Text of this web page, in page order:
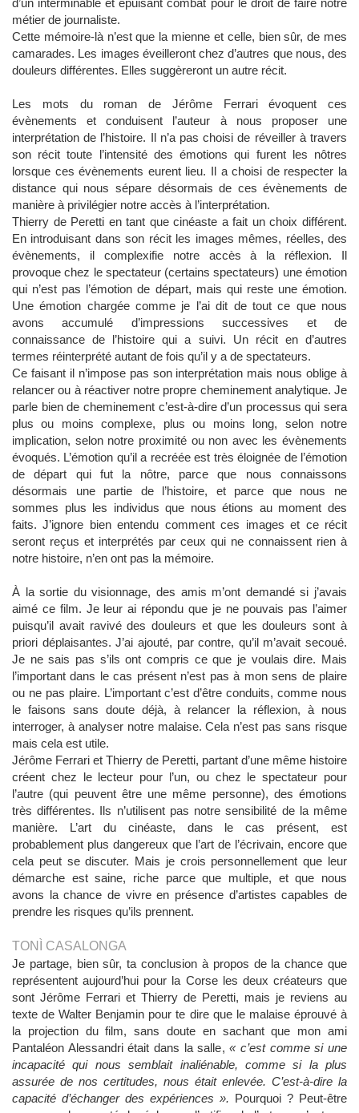
d’un interminable et épuisant combat pour le droit de faire notre
métier de journaliste.
Cette mémoire-là n’est que la mienne et celle, bien sûr, de mes
camarades. Les images éveilleront chez d’autres que nous, des
douleurs différentes. Elles suggèreront un autre récit.
Les mots du roman de Jérôme Ferrari évoquent ces
évènements et conduisent l’auteur à nous proposer une
interprétation de l’histoire. Il n’a pas choisi de réveiller à travers
son récit toute l’intensité des émotions qui furent les nôtres
lorsque ces évènements eurent lieu. Il a choisi de respecter la
distance qui nous sépare désormais de ces évènements de
manière à privilégier notre accès à l’interprétation.
Thierry de Peretti en tant que cinéaste a fait un choix différent.
En introduisant dans son récit les images mêmes, réelles, des
évènements, il complexifie notre accès à la réflexion. Il
provoque chez le spectateur (certains spectateurs) une émotion
qui n’est pas l’émotion de départ, mais qui reste une émotion.
Une émotion chargée comme je l’ai dit de tout ce que nous
avons accumulé d’impressions successives et de
connaissance de l’histoire qui a suivi. Un récit en d’autres
termes réinterprété autant de fois qu’il y a de spectateurs.
Ce faisant il n’impose pas son interprétation mais nous oblige à
relancer ou à réactiver notre propre cheminement analytique. Je
parle bien de cheminement c’est-à-dire d’un processus qui sera
plus ou moins complexe, plus ou moins long, selon notre
implication, selon notre proximité ou non avec les évènements
évoqués. L’émotion qu’il a recréée est très éloignée de l’émotion
de départ qui fut la nôtre, parce que nous connaissons
désormais une partie de l’histoire, et parce que nous ne
sommes plus les individus que nous étions au moment des
faits. J’ignore bien entendu comment ces images et ce récit
seront reçus et interprétés par ceux qui ne connaissent rien à
notre histoire, n’en ont pas la mémoire.
À la sortie du visionnage, des amis m’ont demandé si j’avais
aimé ce film. Je leur ai répondu que je ne pouvais pas l’aimer
puisqu’il avait ravivé des douleurs et que les douleurs sont à
priori déplaisantes. J’ai ajouté, par contre, qu’il m’avait secoué.
Je ne sais pas s’ils ont compris ce que je voulais dire. Mais
l’important dans le cas présent n’est pas à mon sens de plaire
ou ne pas plaire. L’important c’est d’être conduits, comme nous
le faisons sans doute déjà, à relancer la réflexion, à nous
interroger, à analyser notre malaise. Cela n’est pas sans risque
mais cela est utile.
Jérôme Ferrari et Thierry de Peretti, partant d’une même histoire
créent chez le lecteur pour l’un, ou chez le spectateur pour
l’autre (qui peuvent être une même personne), des émotions
très différentes. Ils n’utilisent pas notre sensibilité de la même
manière. L’art du cinéaste, dans le cas présent, est
probablement plus dangereux que l’art de l’écrivain, encore que
cela peut se discuter. Mais je crois personnellement que leur
démarche est saine, riche parce que multiple, et que nous
avons la chance de vivre en présence d’artistes capables de
prendre les risques qu’ils prennent.
TONÌ CASALONGA
Je partage, bien sûr, ta conclusion à propos de la chance que
représentent aujourd’hui pour la Corse les deux créateurs que
sont Jérôme Ferrari et Thierry de Peretti, mais je reviens au
texte de Walter Benjamin pour te dire que le malaise éprouvé à
la projection du film, sans doute en sachant que mon ami
Pantaléon Alessandri était dans la salle, « c’est comme si une
incapacité qui nous semblait inaliénable, comme si la plus
assurée de nos certitudes, nous était enlevée. C’est-à-dire la
capacité d’échanger des expériences ». Pourquoi ? Peut-être